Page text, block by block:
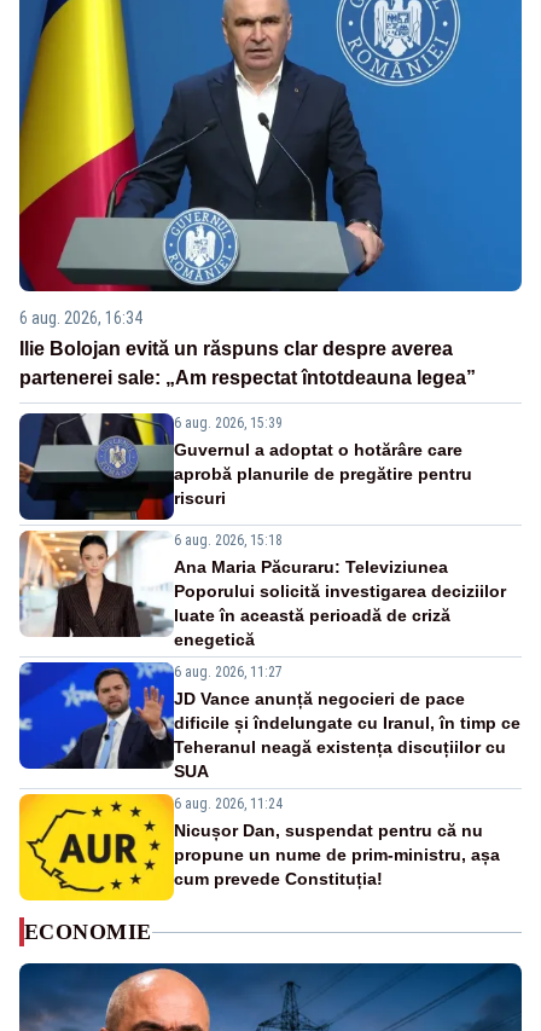
6 aug. 2026, 16:34
Ilie Bolojan evită un răspuns clar despre averea
partenerei sale: „Am respectat întotdeauna legea”
6 aug. 2026, 15:39
Guvernul a adoptat o hotărâre care
aprobă planurile de pregătire pentru
riscuri
6 aug. 2026, 15:18
Ana Maria Păcuraru: Televiziunea
Poporului solicită investigarea deciziilor
luate în această perioadă de criză
enegetică
6 aug. 2026, 11:27
JD Vance anunță negocieri de pace
dificile și îndelungate cu Iranul, în timp ce
Teheranul neagă existența discuțiilor cu
SUA
6 aug. 2026, 11:24
Nicușor Dan, suspendat pentru că nu
propune un nume de prim-ministru, așa
cum prevede Constituția!
ECONOMIE